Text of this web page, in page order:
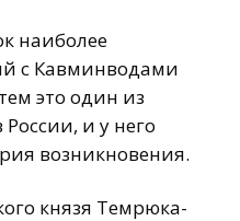
наиболее
с Кавминводами
это один из
и у него
возникновения.
князя Темрюка-